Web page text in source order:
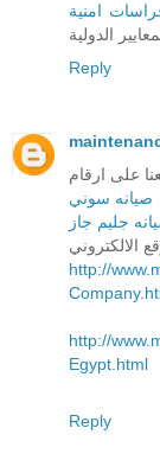
امنية
Reply
على ارقام
صيانه سوني
جليم جاز
http://
http://
Egypt.html
Reply